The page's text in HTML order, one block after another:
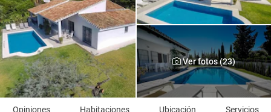
Ver fotos (23)
Opiniones Habitaciones Ubicación Servicios